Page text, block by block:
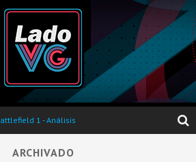
1 - Análisis
ARCHIVADO